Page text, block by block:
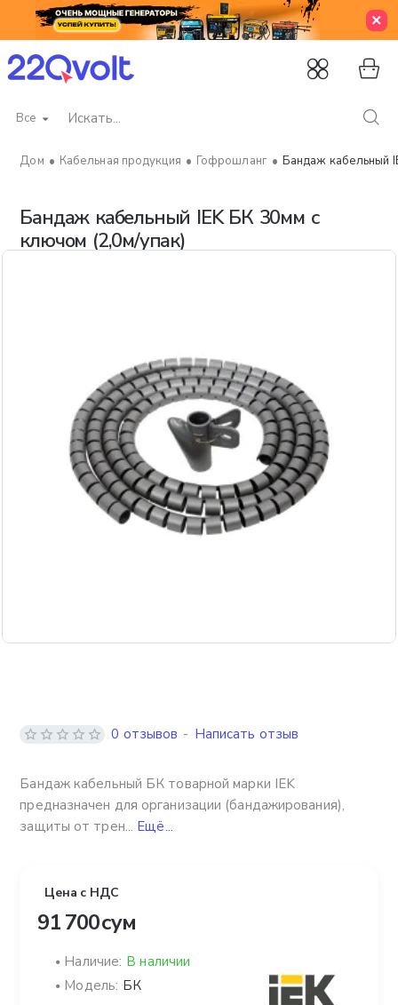
Все
Искать...
Бандаж кабельный IEK БК 30мм с
ключом (2,0м/упак)
Кабельная продукция Гофрошланг Бандаж кабельный
Бандаж кабельный БК товарной марки IEK
предназначен для организации (бандажирования),
защиты от трен... Ещё...
0 отзывов - Написать отзыв
Цена с НДС
91 700 сум
Наличие: В наличии
Модель: БК